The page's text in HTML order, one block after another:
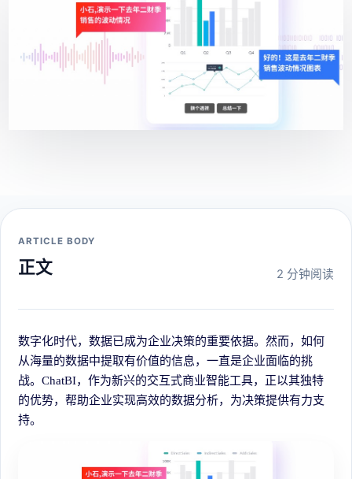
ARTICLE BODY
正文 2 分钟阅读
数字化时代，数据已成为企业决策的重要依据。然而，如何
从海量的数据中提取有价值的信息，一直是企业面临的挑
战。ChatBI，作为新兴的交互式商业智能工具，正以其独特
的优势，帮助企业实现高效的数据分析，为决策提供有力支
持。